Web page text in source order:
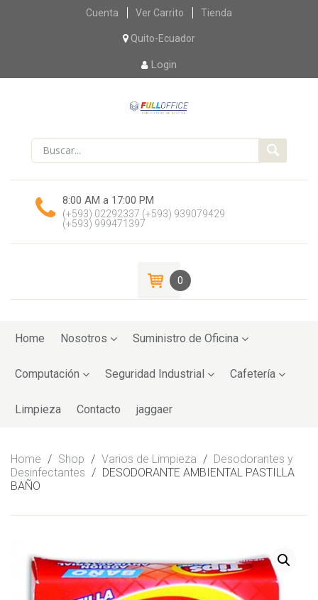
Skip
content
Cuenta Ver Carrito Tienda
Quito-Ecuador
Login
8:00 AM a 17:00 PM
(+593) 02292337 (+593) 939079429
(+593) 999471397
0
toHome Nosotros Suministro de Oficina
Computación Seguridad Industrial Cafetería
Limpieza Contacto jaggaer
Home / Shop / Varios de Limpieza / Desodorantes y
Desinfectantes / DESODORANTE AMBIENTAL PASTILLA
BAÑO